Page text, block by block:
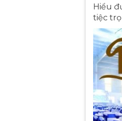
Hiểu
tiệc